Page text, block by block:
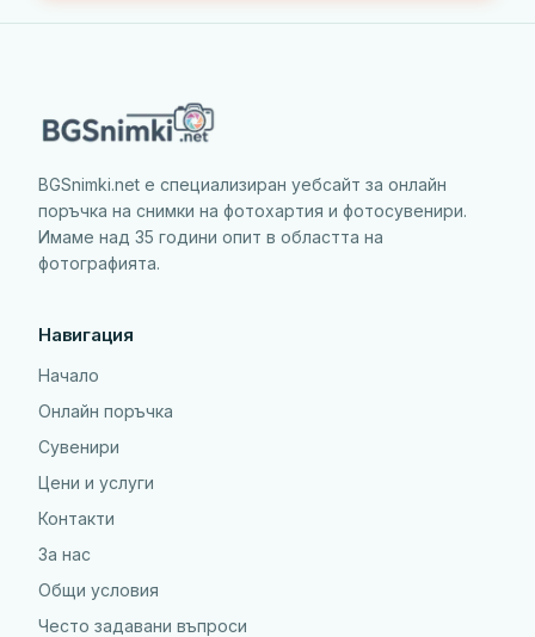
BGSnimki.net е специализиран уебсайт за онлайн
поръчка на снимки на фотохартия и фотосувенири.
Имаме над 35 години опит в областта на
фотографията.
Навигация
Начало
Онлайн поръчка
Сувенири
Цени и услуги
Контакти
За нас
Общи условия
Често задавани въпроси